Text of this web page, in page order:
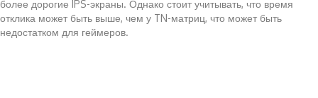
более дорогие IPS-экраны. Однако стоит учитывать, что время
отклика может быть выше, чем у TN-матриц, что может быть
недостатком для геймеров.